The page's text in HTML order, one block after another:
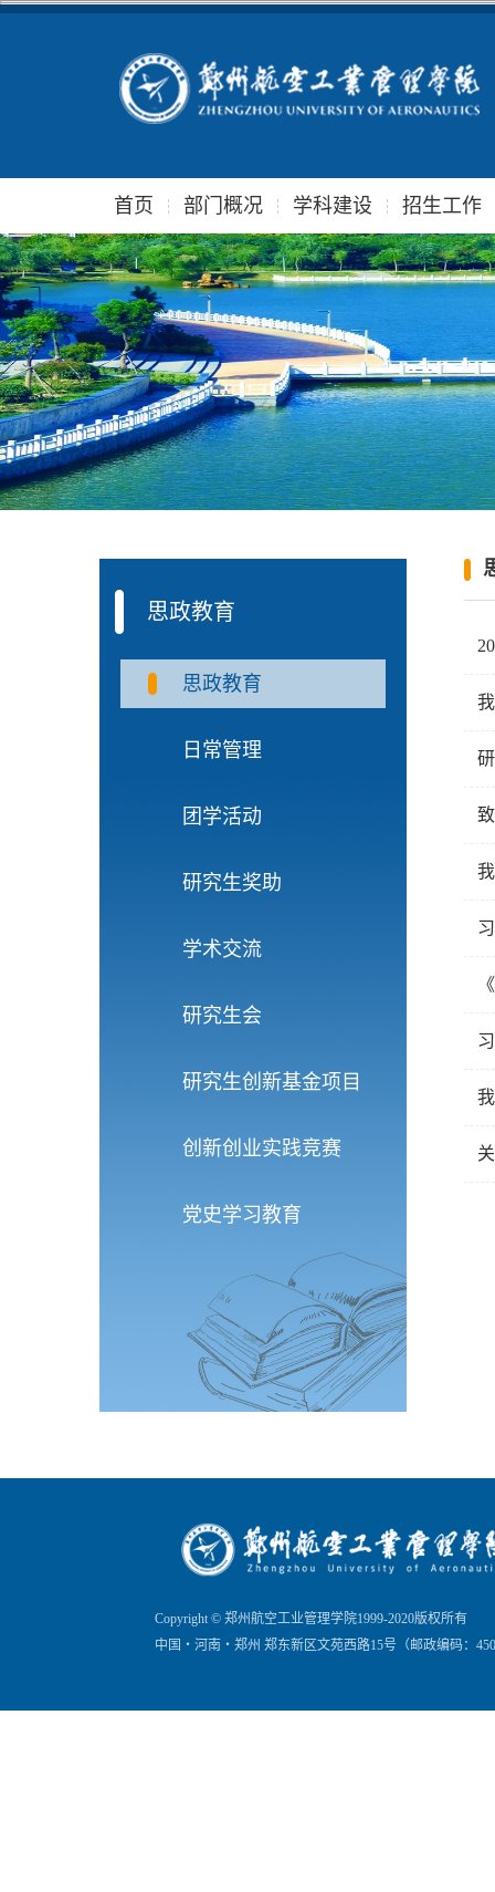
首页 部门概况 学科建设 招生工作
思政教育
思政教育
日常管理
团学活动
研究生奖助
学术交流
研究生会
研究生创新基金项目
创新创业实践竞赛
党史学习教育
Copyright © 郑州航空工业管理学院1999-2020版权所有
中国・河南・郑州 郑东新区文苑西路15号（邮政编码：